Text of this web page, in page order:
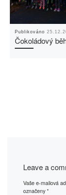
Publikováno
Čokoládový
Leave a
Vaše e-mailová
označeny*